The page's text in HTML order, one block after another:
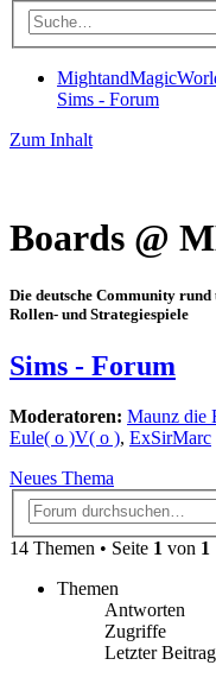
Sims - Forum
Zum Inhalt
Boards @
Die deutsche Community
Rollen- und Strategiespiele
Sims - Forum
Moderatoren: Maunz die
Eule( o )V( o ), ExSirMarc
Neues Thema
14 Themen • Seite 1 von 1
Themen
Antworten
Zugriffe
Letzter Beitrag